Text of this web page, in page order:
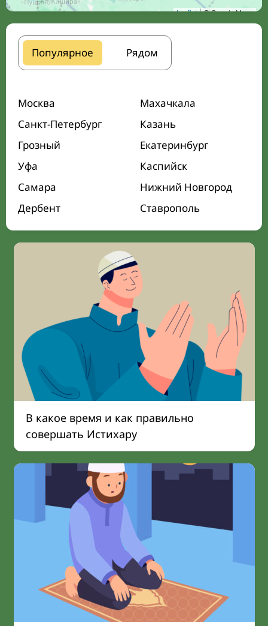
Leaflet| © Google Maps
Популярное Рядом
Москва
Махачкала
Санкт-Петербург
Казань
Грозный
Екатеринбург
Уфа
Каспийск
Самара
Нижний Новгород
Дербент
Ставрополь
В какое время и как правильно
совершать Истихару